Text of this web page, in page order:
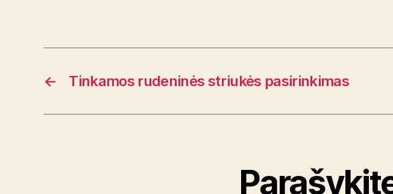
← Tinkamos rudeninės striukės pasirinkimas